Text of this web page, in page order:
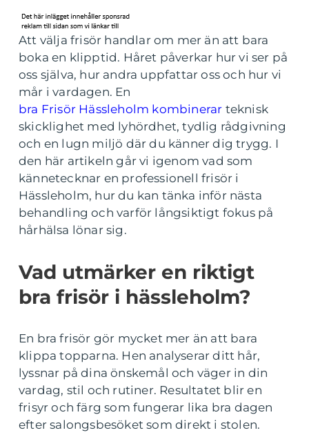
Att välja frisör handlar om mer än att bara
boka en klipptid. Håret påverkar hur vi ser på
oss själva, hur andra uppfattar oss och hur vi
mår i vardagen. En
bra Frisör Hässleholm kombinerar teknisk
skicklighet med lyhördhet, tydlig rådgivning
och en lugn miljö där du känner dig trygg. I
den här artikeln går vi igenom vad som
kännetecknar en professionell frisör i
Hässleholm, hur du kan tänka inför nästa
behandling och varför långsiktigt fokus på
hårhälsa lönar sig.
Vad utmärker en riktigt
bra frisör i hässleholm?
En bra frisör gör mycket mer än att bara
klippa topparna. Hen analyserar ditt hår,
lyssnar på dina önskemål och väger in din
vardag, stil och rutiner. Resultatet blir en
frisyr och färg som fungerar lika bra dagen
efter salongsbesöket som direkt i stolen.